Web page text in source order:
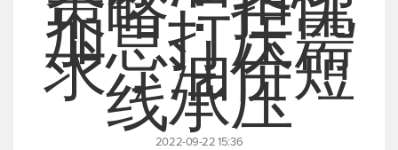
策略：担忧
加息打压需
求，油价短
线承压
2022-09-22 15:36